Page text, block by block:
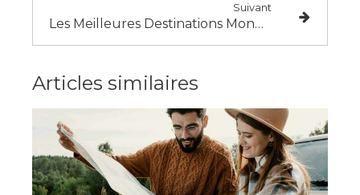
Suivant
Les Meilleures Destinations Mondiales pour l'Été 2024 par M&Services Conciergerie !
Articles similaires